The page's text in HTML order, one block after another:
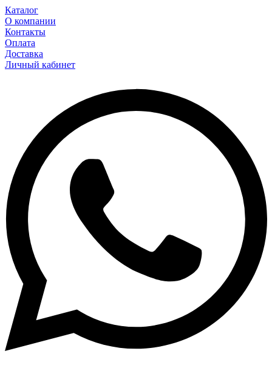
Каталог
О компании
Контакты
Оплата
Доставка
Личный кабинет